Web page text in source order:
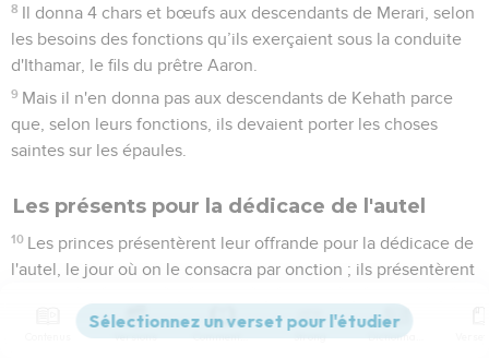
8 Il donna 4 chars et bœufs aux descendants de Merari, selon
les besoins des fonctions qu’ils exerçaient sous la conduite
d'Ithamar, le fils du prêtre Aaron.
9 Mais il n'en donna pas aux descendants de Kehath parce
que, selon leurs fonctions, ils devaient porter les choses
saintes sur les épaules.
Les présents pour la dédicace de l'autel
10 Les princes présentèrent leur offrande pour la dédicace de
l'autel, le jour où on le consacra par onction ; ils présentèrent
L'Eternel dit à Moïse : « Les princes viendront un à un, et à
Versions Commentaires Strong